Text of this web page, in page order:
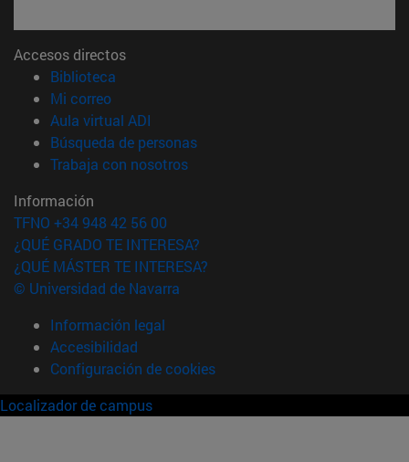
Accesos directos
Biblioteca
Mi correo(abre en nueva ventana)
Aula virtual ADI
Búsqueda de personas(abre en nueva ventana)
Trabaja con nosotros(abre en nueva ventana)
Información
TFNO +34 948 42 56 00
¿QUÉ GRADO TE INTERESA?
¿QUÉ MÁSTER TE INTERESA?
© Universidad de Navarra
Información legal
Accesibilidad
Configuración de cookies
Localizador de campus